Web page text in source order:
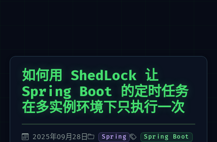
如何用 ShedLock 让
Spring Boot 的定时任务
在多实例环境下只执行一次
2025年09月28日 Spring Spring Boot